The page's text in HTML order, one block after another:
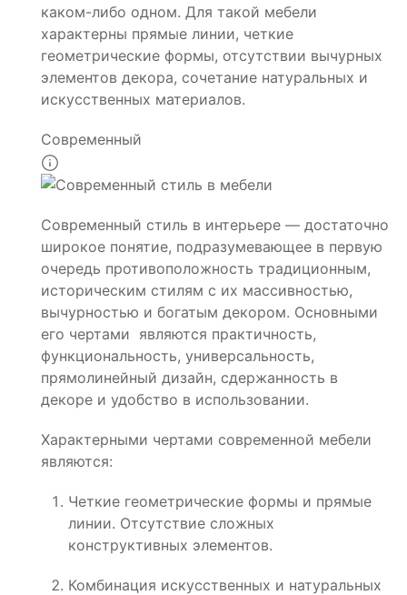
каком-либо одном. Для такой мебели
характерны прямые линии, четкие
геометрические формы, отсутствии вычурных
элементов декора, сочетание натуральных и
искусственных материалов.
Современный
Современный стиль в интерьере — достаточно
широкое понятие, подразумевающее в первую
очередь противоположность традиционным,
историческим стилям с их массивностью,
вычурностью и богатым декором. Основными
его чертами являются практичность,
функциональность, универсальность,
прямолинейный дизайн, сдержанность в
декоре и удобство в использовании.
Характерными чертами современной мебели
являются:
Четкие геометрические формы и прямые
линии. Отсутствие сложных
конструктивных элементов.
Комбинация искусственных и натуральных